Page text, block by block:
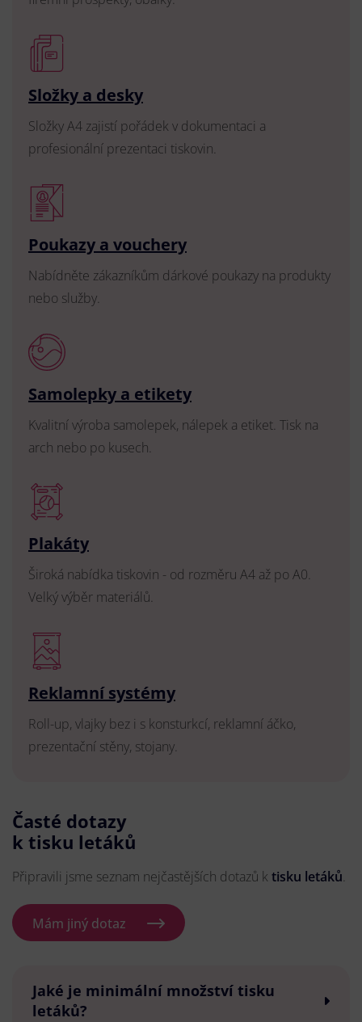
Složky a desky
Složky A4 zajistí pořádek v dokumentaci a
profesionální prezentaci tiskovin.
Poukazy a vouchery
Nabídněte zákazníkům dárkové poukazy na produkty
nebo služby.
Samolepky a etikety
Kvalitní výroba samolepek, nálepek a etiket. Tisk na
arch nebo po kusech.
Plakáty
Široká nabídka tiskovin - od rozměru A4 až po A0.
Velký výběr materiálů.
Reklamní systémy
Roll-up, vlajky bez i s konsturkcí, reklamní áčko,
prezentační stěny, stojany.
Časté dotazy
k tisku letáků
Připravili jsme seznam nejčastějších dotazů k tisku letáků.
Mám jiný dotaz
Jaké je minimální množství tisku
letáků?